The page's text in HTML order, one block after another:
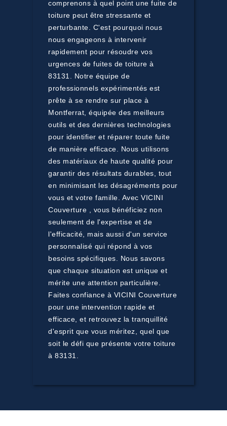
comprenons à quel point une fuite de
toiture peut être stressante et
perturbante. C'est pourquoi nous
nous engageons à intervenir
rapidement pour résoudre vos
urgences de fuites de toiture à
83131. Notre équipe de
professionnels expérimentés est
prête à se rendre sur place à
Montferrat, équipée des meilleurs
outils et des dernières technologies
pour identifier et réparer toute fuite
de manière efficace. Nous utilisons
des matériaux de haute qualité pour
garantir des résultats durables, tout
en minimisant les désagréments pour
vous et votre famille. Avec VICINI
Couverture , vous bénéficiez non
seulement de l'expertise et de
l'efficacité, mais aussi d'un service
personnalisé qui répond à vos
besoins spécifiques. Nous savons
que chaque situation est unique et
mérite une attention particulière.
Faites confiance à VICINI Couverture
pour une intervention rapide et
efficace, et retrouvez la tranquillité
d'esprit que vous méritez, quel que
soit le défi que présente votre toiture
à 83131.